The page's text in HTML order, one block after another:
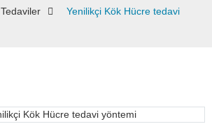
Tedaviler
Yenilikçi Kök Hücre tedavi